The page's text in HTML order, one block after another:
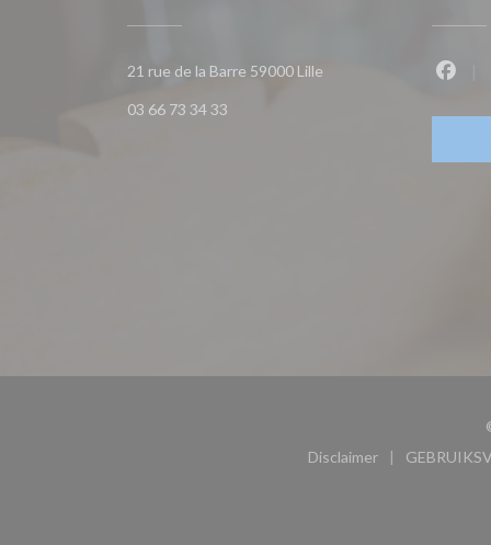
21 rue de la Barre 59000 Lille((opent in een nieuw
03 66 73 34 33
Disclaimer
((opent in een